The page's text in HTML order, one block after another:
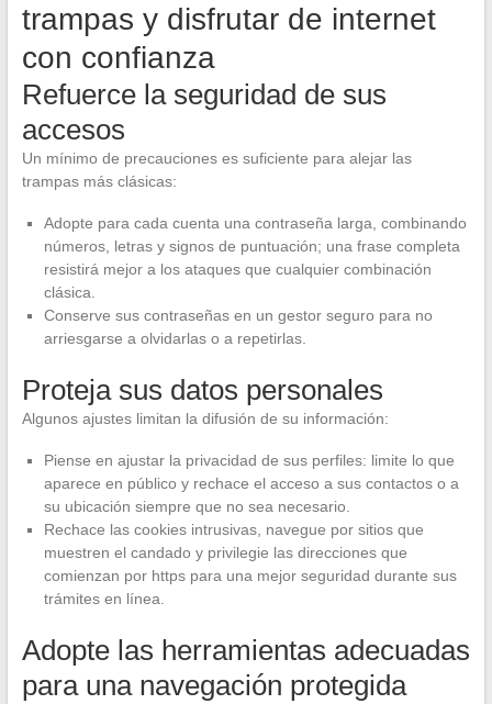
trampas y disfrutar de internet
con confianza
Refuerce la seguridad de sus
accesos
Un mínimo de precauciones es suficiente para alejar las
trampas más clásicas:
Adopte para cada cuenta una contraseña larga, combinando
números, letras y signos de puntuación; una frase completa
resistirá mejor a los ataques que cualquier combinación
clásica.
Conserve sus contraseñas en un gestor seguro para no
arriesgarse a olvidarlas o a repetirlas.
Proteja sus datos personales
Algunos ajustes limitan la difusión de su información:
Piense en ajustar la privacidad de sus perfiles: limite lo que
aparece en público y rechace el acceso a sus contactos o a
su ubicación siempre que no sea necesario.
Rechace las cookies intrusivas, navegue por sitios que
muestren el candado y privilegie las direcciones que
comienzan por https para una mejor seguridad durante sus
trámites en línea.
Adopte las herramientas adecuadas
para una navegación protegida